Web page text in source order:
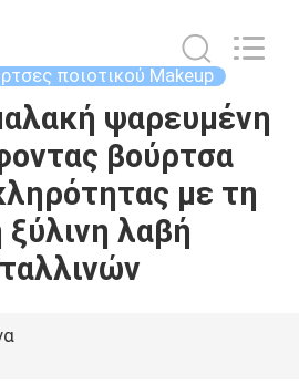
ποιοτικού Makeup
ψαρευμένη
βούρτσα
με τη
λαβή